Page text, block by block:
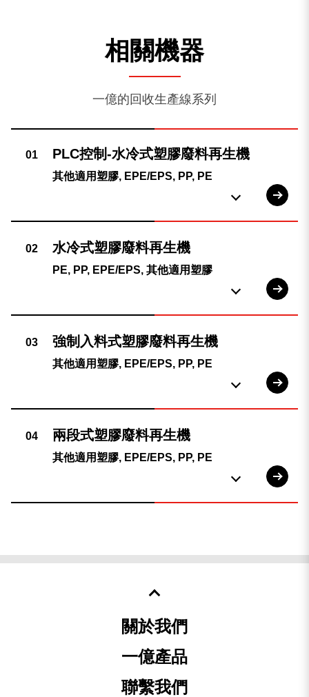
相關機器
一億的回收生產線系列
其他適用塑膠, EPE/EPS, PP, PE
PE, PP, EPE/EPS, 其他適用塑膠
其他適用塑膠, EPE/EPS, PP, PE
其他適用塑膠, EPE/EPS, PP, PE
關於我們
一億產品
聯繫我們